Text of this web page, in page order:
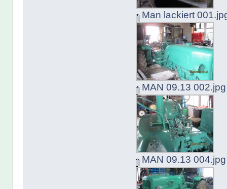
Man lackiert
MAN 09.13 002.jpg
MAN 09.13 004.jpg